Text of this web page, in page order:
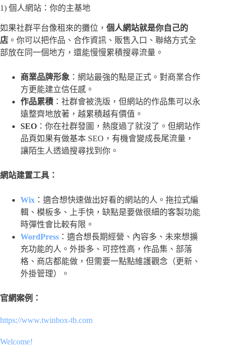
1) 個人網站：你的主基地
如果社群平台像租來的攤位， 個人網站就是你自己的
店 。你可以把作品、合作資訊、販售入口、聯絡方式全
部放在同一個地方，還能慢慢累積搜尋流量。
商業品牌形象 ：網站最強的點是正式。對商業合作
方更能建立信任感。
作品累積 ：社群會被洗版，但網站的作品集可以永
遠整齊地放著，越累積越有價值。
SEO ：你在社群發圖，熱度過了就沒了。但網站作
品頁如果有做基本 SEO，有機會變成長尾流量，
讓陌生人透過搜尋找到你。
網站建置工具：
Wix ：適合想快速做出好看的網站的人。拖拉式編
輯、模板多、上手快，缺點是要做很細的客製功能
時彈性會比較有限。
WordPress ：適合想長期經營、內容多、未來想擴
充功能的人。外掛多、可控性高，作品集、部落
格、商店都能做，但需要一點點維護觀念（更新、
外掛管理）。
官網案例：
https://www.twinbox-tb.com
Welcome!